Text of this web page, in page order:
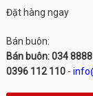
Đặt hàng ngay
Bán buôn:
Bán buôn: 034
0396 112 110-